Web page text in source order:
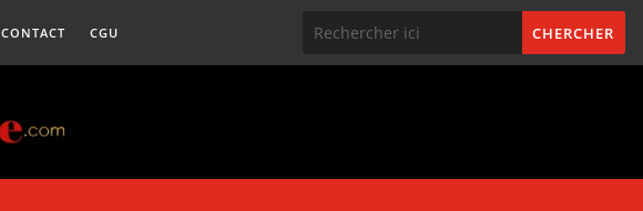
CONTACT CGU